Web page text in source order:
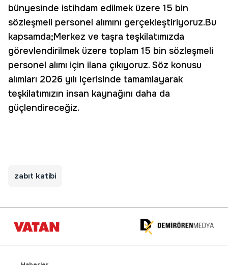
bünyesinde istihdam edilmek üzere 15 bin
sözleşmeli personel alımını gerçekleştiriyoruz.Bu
kapsamda;Merkez ve taşra teşkilatımızda
görevlendirilmek üzere toplam 15 bin sözleşmeli
personel alımı için ilana çıkıyoruz. Söz konusu
alımları 2026 yılı içerisinde tamamlayarak
teşkilatımızın insan kaynağını daha da
güçlendireceğiz.
zabıt katibi